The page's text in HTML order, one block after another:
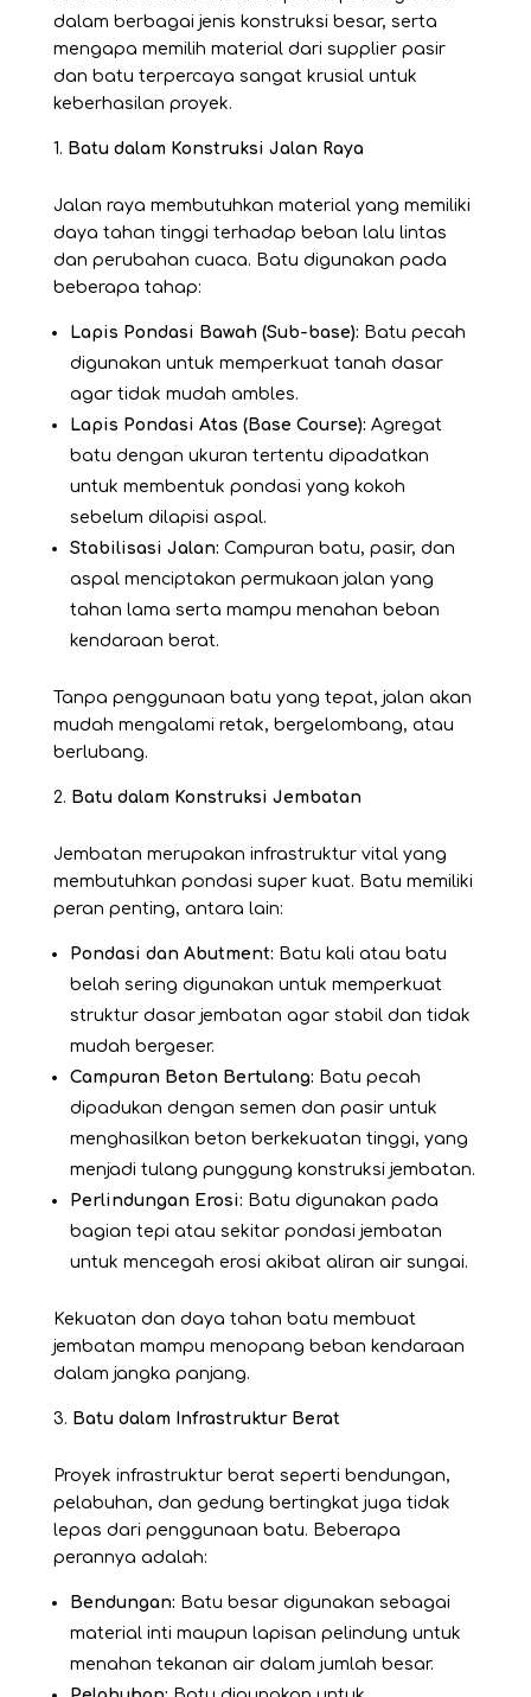
dalam berbagai jenis konstruksi besar, serta
mengapa memilih material dari supplier pasir
dan batu terpercaya sangat krusial untuk
keberhasilan proyek.
Batu dalam Konstruksi Jalan Raya
Jalan raya membutuhkan material yang memiliki
daya tahan tinggi terhadap beban lalu lintas
dan perubahan cuaca. Batu digunakan pada
beberapa tahap:
Lapis Pondasi Bawah (Sub-base): Batu pecah
digunakan untuk memperkuat tanah dasar
agar tidak mudah ambles.
Lapis Pondasi Atas (Base Course): Agregat
batu dengan ukuran tertentu dipadatkan
untuk membentuk pondasi yang kokoh
sebelum dilapisi aspal.
Stabilisasi Jalan: Campuran batu, pasir, dan
aspal menciptakan permukaan jalan yang
tahan lama serta mampu menahan beban
kendaraan berat.
Tanpa penggunaan batu yang tepat, jalan akan
mudah mengalami retak, bergelombang, atau
berlubang.
Batu dalam Konstruksi Jembatan
Jembatan merupakan infrastruktur vital yang
membutuhkan pondasi super kuat. Batu memiliki
peran penting, antara lain:
Pondasi dan Abutment: Batu kali atau batu
belah sering digunakan untuk memperkuat
struktur dasar jembatan agar stabil dan tidak
mudah bergeser.
Campuran Beton Bertulang: Batu pecah
dipadukan dengan semen dan pasir untuk
menghasilkan beton berkekuatan tinggi, yang
menjadi tulang punggung konstruksi jembatan.
Perlindungan Erosi: Batu digunakan pada
bagian tepi atau sekitar pondasi jembatan
untuk mencegah erosi akibat aliran air sungai.
Kekuatan dan daya tahan batu membuat
jembatan mampu menopang beban kendaraan
dalam jangka panjang.
Batu dalam Infrastruktur Berat
Proyek infrastruktur berat seperti bendungan,
pelabuhan, dan gedung bertingkat juga tidak
lepas dari penggunaan batu. Beberapa
perannya adalah:
Bendungan: Batu besar digunakan sebagai
material inti maupun lapisan pelindung untuk
menahan tekanan air dalam jumlah besar.